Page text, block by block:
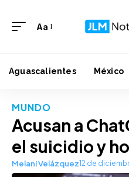
Aa
Aguascalientes México
MUNDO
Acusan a
el suicidio y
Melani Velázquez12 de